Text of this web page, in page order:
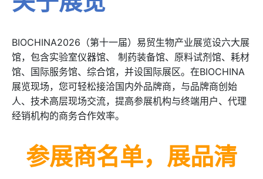
BIOCHINA2026（第十一届）易贸生物产业展览设六大展
馆，包含实验室仪器馆、 制药装备馆、原料试剂馆、耗材
馆、国际服务馆、综合馆，并设国际展区。在BIOCHINA
展览现场，您可轻松接洽国内外品牌商，与品牌商创始
人、技术高层现场交流，提高参展机构与终端用户、代理
经销机构的商务合作效率。
参展商名单，展品清